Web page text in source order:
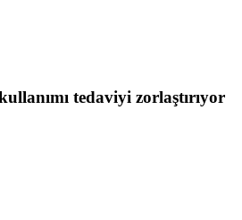
tedaviyi zorlaştırıyor